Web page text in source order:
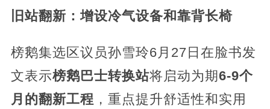
旧站翻新：增设冷气设备和靠背长椅
榜鹅集选区议员孙雪玲6月27日在脸书发
文表示榜鹅巴士转换站将启动为期6-9个
月的翻新工程 ，重点提升舒适性和实用